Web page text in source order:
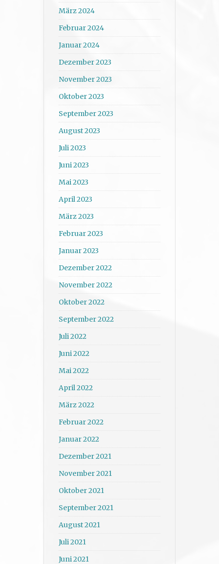
März 2024
Februar 2024
Januar 2024
Dezember 2023
November 2023
Oktober 2023
September 2023
August 2023
Juli 2023
Juni 2023
Mai 2023
April 2023
März 2023
Februar 2023
Januar 2023
Dezember 2022
November 2022
Oktober 2022
September 2022
Juli 2022
Juni 2022
Mai 2022
April 2022
März 2022
Februar 2022
Januar 2022
Dezember 2021
November 2021
Oktober 2021
September 2021
August 2021
Juli 2021
Juni 2021